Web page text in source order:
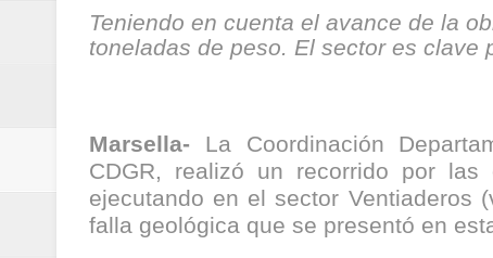
Regionetnoticias / Alcaldía de
Regionetnoticias / Estas son las
Regionetnoticias / Gobernación
Teniendo en cuenta el avance de la
toneladas de peso. El sector es clave
Marsella- La Coordinación
CDGR, realizó un recorrido por
ejecutando en el sector Ventiaderos
falla geológica que se presentó en